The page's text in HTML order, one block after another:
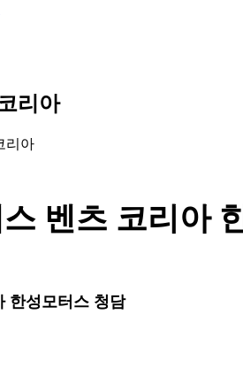
리아
리아
벤츠 코리아
한성모터스 청담